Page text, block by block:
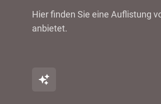
Hier finden Sie eine Auflistung
anbietet.